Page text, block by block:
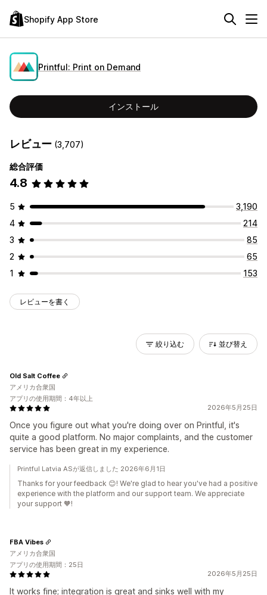
Shopify App Store
Printful: Print on Demand
インストール
レビュー (3,707)
総合評価
4.8
5
3,190
4
214
3
85
2
65
1
153
レビューを書く
絞り込む 並び替え
2026年5月25日
Once you figure out what you're doing over on Printful, it's
quite a good platform. No major complaints, and the customer
service has been great in my experience.
Old Salt Coffee
アメリカ合衆国
アプリの使用期間：4年以上
Printful Latvia ASが返信しました 2026年6月1日
Thanks for your feedback 😊! We're glad to hear you've had a positive
experience with the platform and our support team. We appreciate
your support 🧡!
2026年5月25日
It works fine; integration is great and sinks well with my
FBA Vibes
アメリカ合衆国
アプリの使用期間：25日